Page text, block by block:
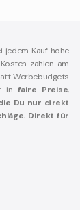
jedem Kauf hohe
zahlen am
Werbebudgets
in faire Preise,
Du nur direkt
Direkt für